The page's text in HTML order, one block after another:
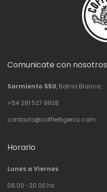
Comunicate con nosotros
Sarmiento 550, Bahía Blanca.
+54 291 527 9928
contacto@coffeetigerco.com
Horario
Lunes a Viernes
08.00 -20.00 hs